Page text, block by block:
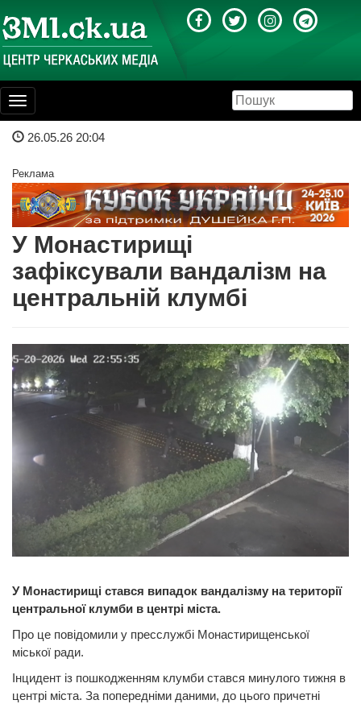
Toggle
navigation
26.05.26 20:04
Реклама
У Монастирищі
зафіксували вандалізм на
центральній клумбі
У Монастирищі стався випадок вандалізму на території
центральної клумби в центрі міста.
Про це повідомили у пресслужбі Монастирищенської
міської ради.
Інцидент із пошкодженням клумби стався минулого тижня в
центрі міста. За попередніми даними, до цього причетні